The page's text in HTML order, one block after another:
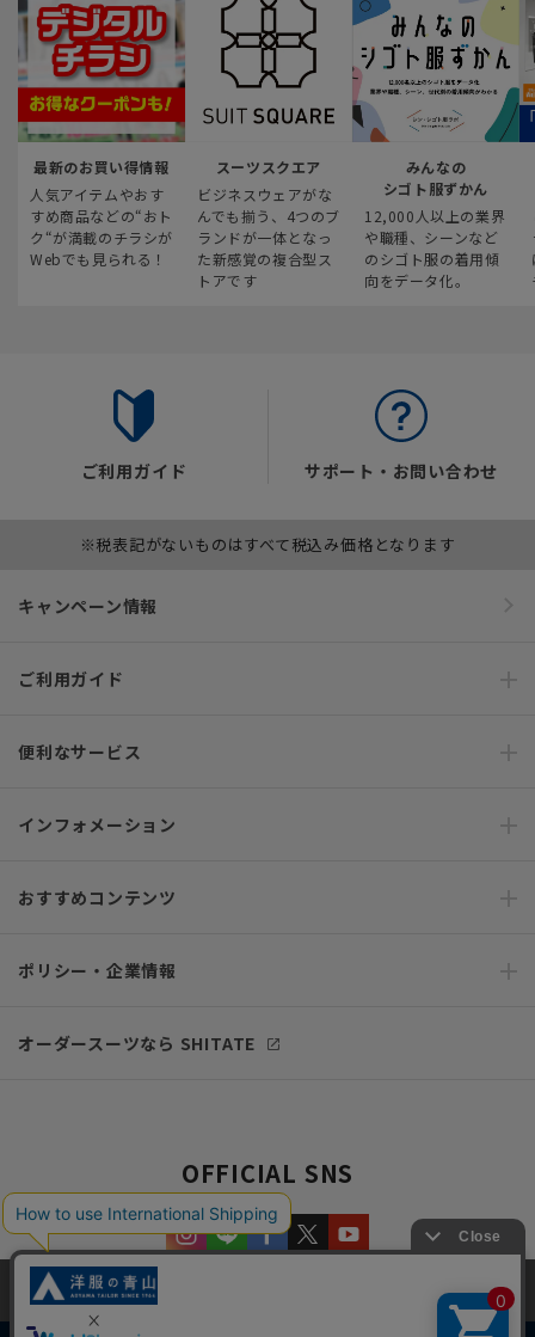
最新のお買い得情報
人気アイテムやおす
すめ商品などの“おト
ク“が満載のチラシが
Webでも見られる！
スーツスクエア
ビジネスウェアがな
んでも揃う、4つのブ
ランドが一体となっ
た新感覚の複合型ス
トアです
みんなの
シゴト服ずかん
12,000人以上の業界
や職種、シーンなど
のシゴト服の着用傾
向をデータ化。
ご利用ガイド サポート・お問い合わせ
※税表記がないものはすべて税込み価格となります
キャンペーン情報
ご利用ガイド
便利なサービス
インフォメーション
おすすめコンテンツ
ポリシー・企業情報
オーダースーツなら SHITATE
OFFICIAL SNS
当サイトでは、快適な閲覧体験とコンテンツ改善のためにCookieを使用